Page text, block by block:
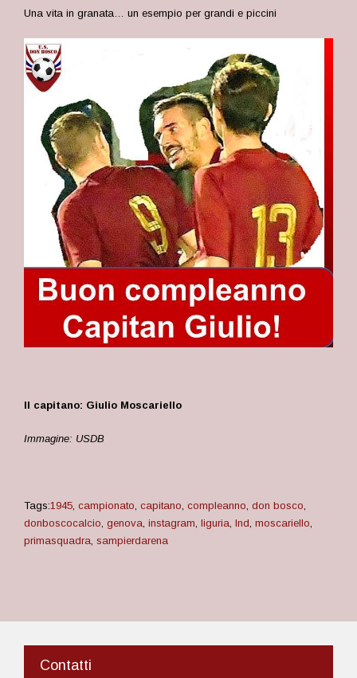
Una vita in granata… un esempio per grandi e piccini
Il capitano: Giulio Moscariello
Immagine: USDB
Tags:1945, campionato, capitano, compleanno, don bosco,
donboscocalcio, genova, instagram, liguria, lnd, moscariello,
primasquadra, sampierdarena
Contatti